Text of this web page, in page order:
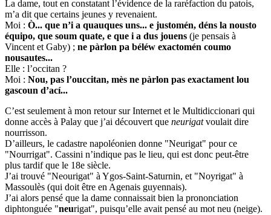
La dame, tout en constatant l’évidence de la raréfaction du patois,
m’a dit que certains jeunes y revenaient.
Moi : Ò... que n’i a quauques uns... e justomén, déns la nousto
équipo, que soum quate, e que i a dus jouens (je pensais à
Vincent et Gaby) ; ne pàrlon pa béléw exactomén coumo
nousautes...
Elle : l’occitan ?
Moi : Nou, pas l’ouccitan, mès ne pàrlon pas exactament lou
gascoun d’ací...
C’est seulement à mon retour sur Internet et le Multidiccionari qui
donne accès à Palay que j’ai découvert que neurigatvoulait dire
nourrisson.
D’ailleurs, le cadastre napoléonien donne "Neurigat" pour ce
"Nourrigat". Cassini n’indique pas le lieu, qui est donc peut-être
plus tardif que le 18e siècle.
J’ai trouvé "Neourigat" à Ygos-Saint-Saturnin, et "Noyrigat" à
Massoulès (qui doit être en Agenais guyennais).
J’ai alors pensé que la dame connaissait bien la prononciation
diphtonguée "neurigat", puisqu’elle avait pensé au mot neu (neige).